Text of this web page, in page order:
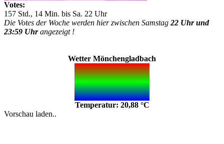
Votes:
157 Std., 14 Min. bis Sa. 22 Uhr
Die Votes der Woche werden hier zwischen Samstag 22 Uhr und
23:59 Uhrangezeigt !
Wetter Mönchengladbach
Temperatur: 20,88 °C
Vorschau laden..